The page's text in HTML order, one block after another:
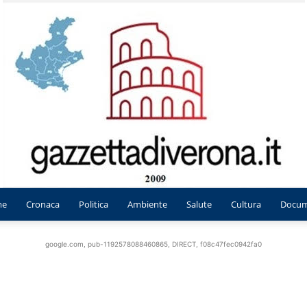
Cronaca Politica Ambiente Salute Cultura
google.com, pub-1192578088460865, DIRECT, f08c47fec0942fa0